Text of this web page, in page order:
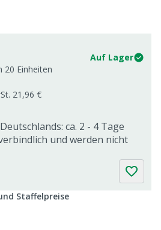
Auf Lager
20 Einheiten
21,96 €
ca. 2 - 4 Tage
und werden nicht
Staffelpreise